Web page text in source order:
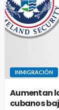
INMIGRACIÓN
Aumentan
cubanos